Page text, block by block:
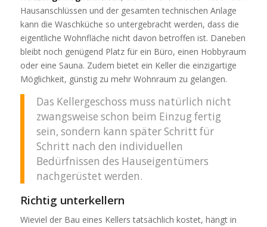
Hausanschlüssen und der gesamten technischen Anlage
kann die Waschküche so untergebracht werden, dass die
eigentliche Wohnfläche nicht davon betroffen ist. Daneben
bleibt noch genügend Platz für ein Büro, einen Hobbyraum
oder eine Sauna. Zudem bietet ein Keller die einzigartige
Möglichkeit, günstig zu mehr Wohnraum zu gelangen.
Das Kellergeschoss muss natürlich nicht
zwangsweise schon beim Einzug fertig
sein, sondern kann später Schritt für
Schritt nach den individuellen
Bedürfnissen des Hauseigentümers
nachgerüstet werden.
Richtig unterkellern
Wieviel der Bau eines Kellers tatsächlich kostet, hängt in